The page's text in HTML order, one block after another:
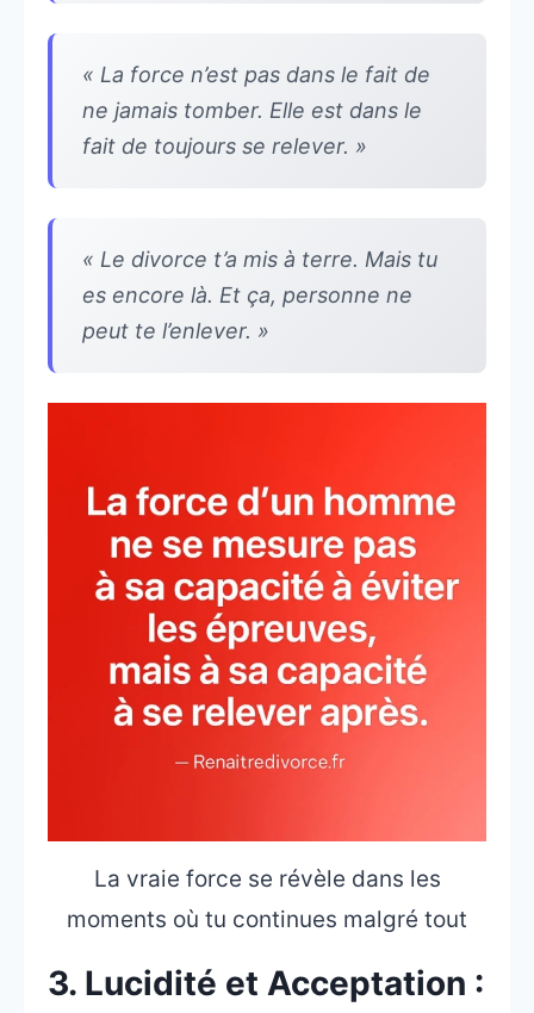
« La force n’est pas dans le fait de
ne jamais tomber. Elle est dans le
fait de toujours se relever. »
« Le divorce t’a mis à terre. Mais tu
es encore là. Et ça, personne ne
peut te l’enlever. »
La vraie force se révèle dans les
moments où tu continues malgré tout
3. Lucidité et Acceptation :